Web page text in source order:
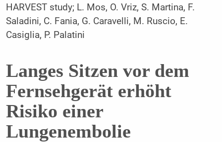
HARVEST study; L. Mos, O. Vriz, S. Martina, F.
Saladini, C. Fania, G. Caravelli, M. Ruscio, E.
Casiglia, P. Palatini
Langes Sitzen vor dem
Fernsehgerät erhöht
Risiko einer
Lungenembolie